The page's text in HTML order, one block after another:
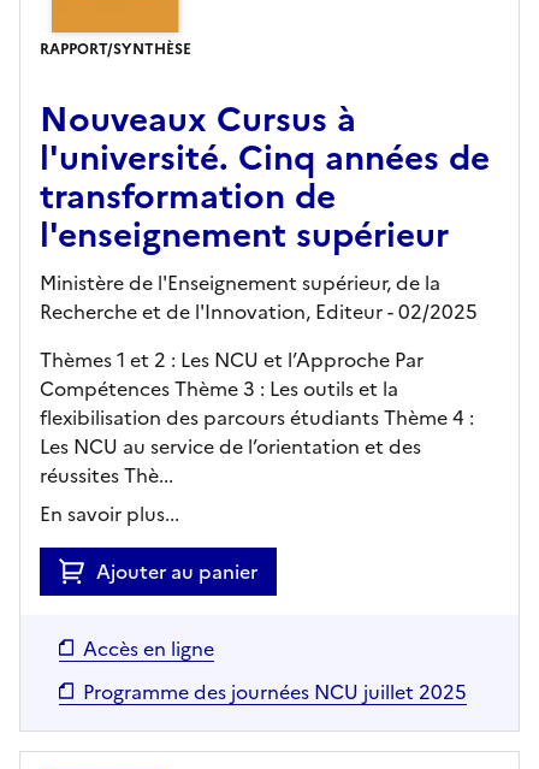
RAPPORT/SYNTHÈSE
Nouveaux Cursus à
l'université. Cinq années de
transformation de
l'enseignement supérieur
Ministère de l'Enseignement supérieur, de la
Recherche et de l'Innovation, Editeur- 02/2025
Thèmes 1 et 2 : Les NCU et l’Approche Par
Compétences Thème 3 : Les outils et la
flexibilisation des parcours étudiants Thème 4 :
Les NCU au service de l’orientation et des
réussites Thè...
En savoir plus...
Ajouter au panier
Accès en ligne
Programme des journées NCU juillet 2025